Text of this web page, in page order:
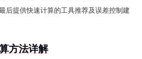
后提供快速计算的工具推荐及误差控制建
方法详解